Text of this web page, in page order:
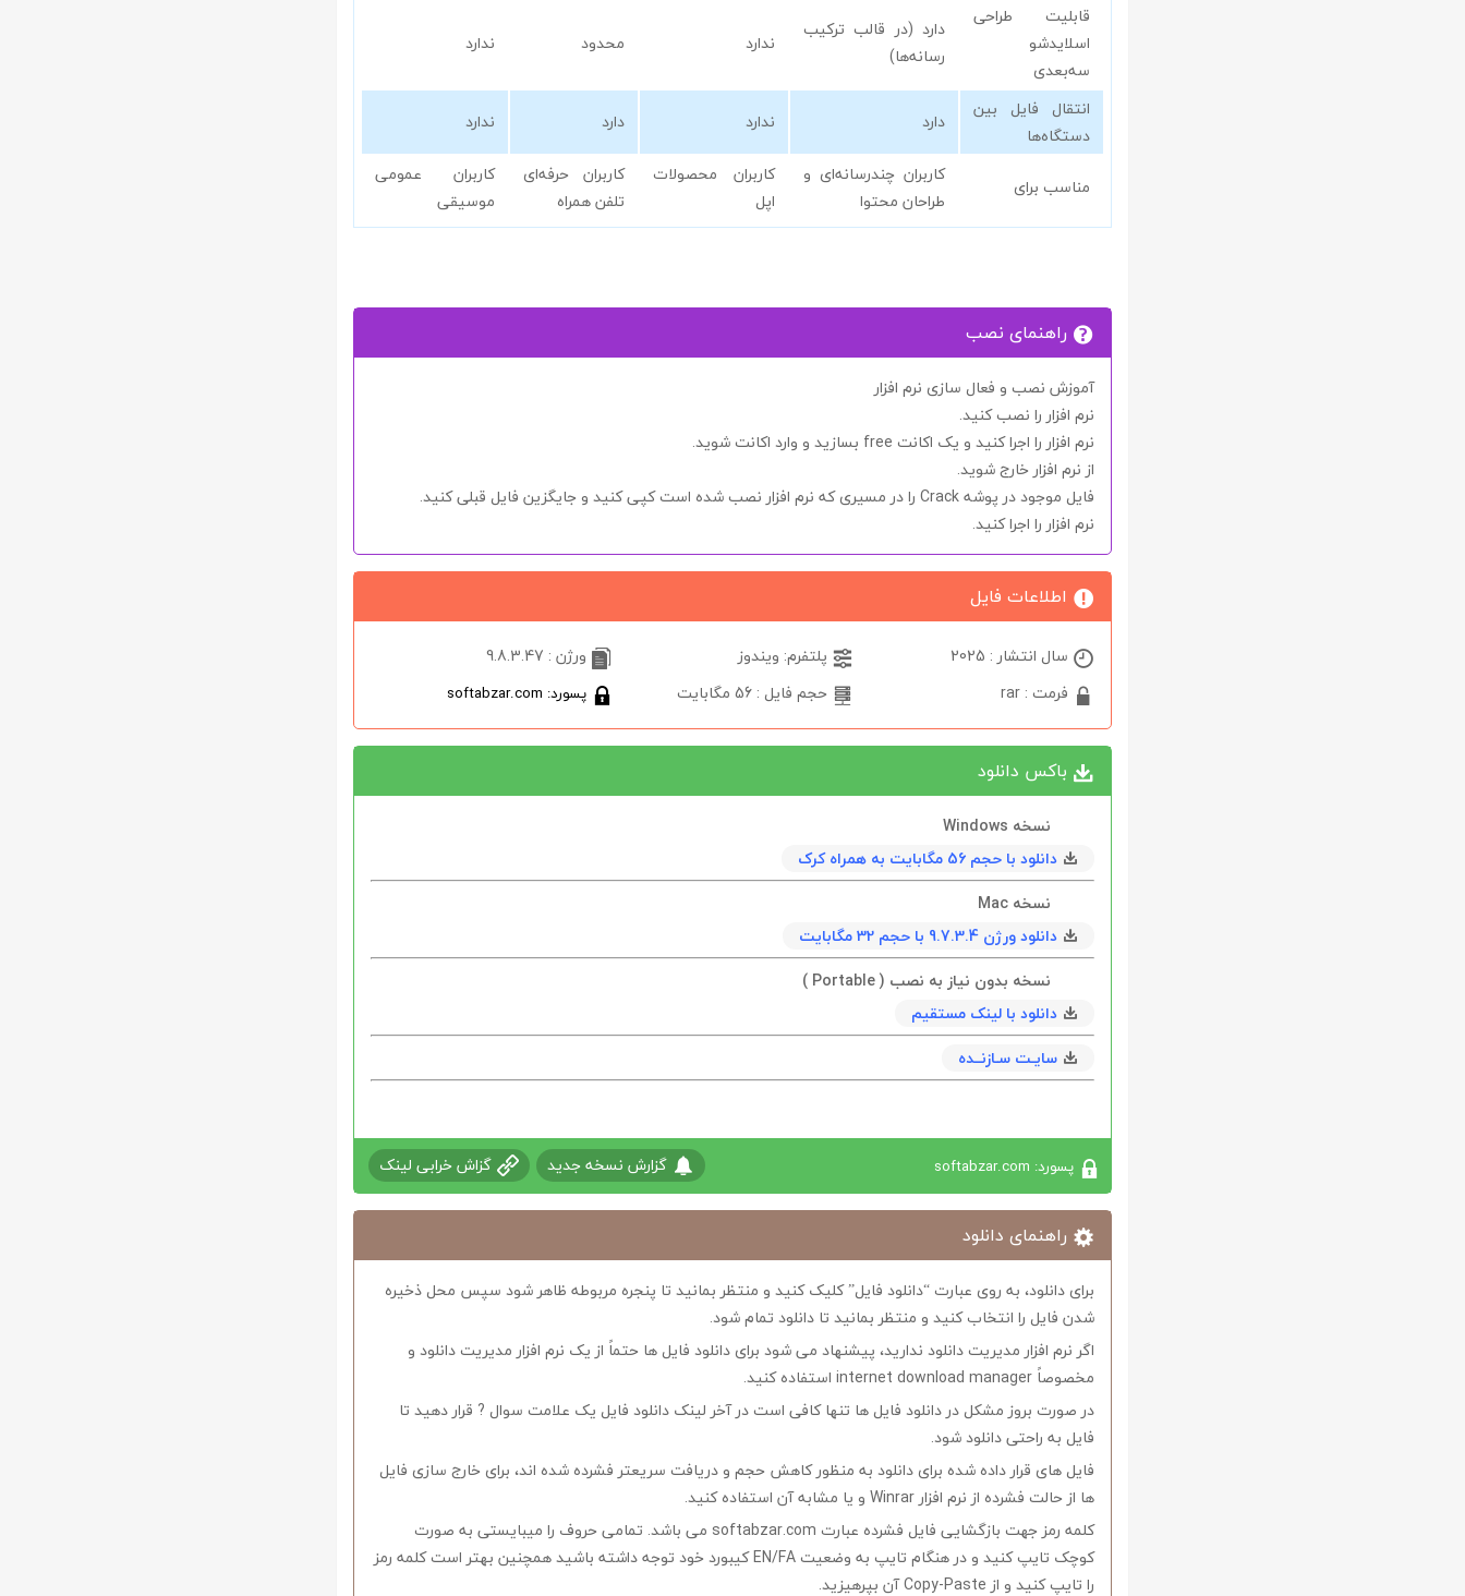
قابلیت طراحی
اسلایدشو
سه‌بعدی
دارد (در قالب ترکیب
رسانه‌ها)
ندارد محدود ندارد
انتقال فایل بین
دستگاه‌ها
دارد ندارد دارد ندارد
مناسب برای
کاربران چندرسانه‌ای و
طراحان محتوا
کاربران محصولات
اپل
کاربران حرفه‌ای
تلفن همراه
کاربران عمومی
موسیقی
راهنمای نصب
آموزش نصب و فعال سازی نرم افزار
نرم افزار را نصب کنید.
نرم افزار را اجرا کنید و یک اکانت free بسازید و وارد اکانت شوید.
از نرم افزار خارج شوید.
فایل موجود در پوشهCrack را در مسیری که نرم افزار نصب شده است کپی کنید و جایگزین فایل قبلی کنید.
نرم افزار را اجرا کنید.
اطلاعات فایل
سال انتشار : 2025 پلتفرم: ویندوز
ورژن : 9.8.3.47
فرمت : rar
حجم فایل : 56 مگابایت پسورد: softabzar.com
باکس دانلود
نسخه Windows
دانلود با حجم 56 مگابايت به همراه کرک
نسخه Mac
دانلود ورژن 9.7.3.4 با حجم 32 مگابايت
نسخه بدون نیاز به نصب ( Portable )
دانلود با لینک مستقیم
سایـت سـازنــده
پسورد: softabzar.com گزارش نسخه جدید گزاش خرابی لینک
راهنمای دانلود
برای دانلود، به روی عبارت “دانلود فایل” کلیک کنید و منتظر بمانید تا پنجره مربوطه ظاهر شود سپس محل ذخیره
شدن فایل را انتخاب کنید و منتظر بمانید تا دانلود تمام شود.
اگر نرم افزار مدیریت دانلود ندارید، پیشنهاد می شود برای دانلود فایل ها حتماً از یک نرم افزار مدیریت دانلود و
مخصوصاً internet download manager استفاده کنید.
در صورت بروز مشکل در دانلود فایل ها تنها کافی است در آخر لینک دانلود فایل یک علامت سوال ? قرار دهید تا
فایل به راحتی دانلود شود.
فایل های قرار داده شده برای دانلود به منظور کاهش حجم و دریافت سریعتر فشرده شده اند، برای خارج سازی فایل
ها از حالت فشرده از نرم افزار Winrar و یا مشابه آن استفاده کنید.
کلمه رمز جهت بازگشایی فایل فشرده عبارت softabzar.com می باشد. تمامی حروف را میبایستی به صورت
کوچک تایپ کنید و در هنگام تایپ به وضعیت EN/FA کیبورد خود توجه داشته باشید همچنین بهتر است کلمه رمز
را تایپ کنید و از Copy-Paste آن بپرهیزید.